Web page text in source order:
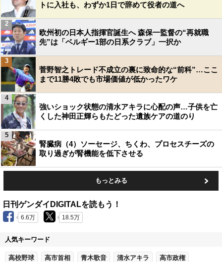
トに入社も、わずか1日で辞めて役者の道へ
欧州初の日本人指揮官誕生へ 森保一監督の“再就職
先”は「ベルギー1部の日系クラブ」一択か
2
菅野智之トレード不成立の裏に致命的な“前科”…ここ
まで11勝4敗でも市場価値が低かったワケ
3
強いショック状態の清水アキラに心配の声…子供を亡
くした神田正輝らもたどった遺族ケアの道のり
4
腎臓病（4）ソーセージ、ちくわ、プロセスチーズの
取り過ぎが腎機能を低下させる
5
もっとみる
日刊ゲンダイDIGITALを読もう！
6.6万 18.5万
人気キーワード
高校野球 高市首相 青木歌音 清水アキラ 高市政権